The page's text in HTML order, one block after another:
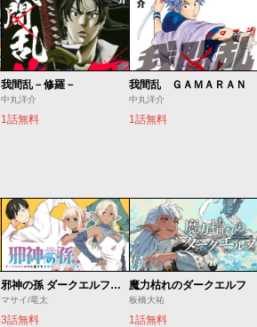
我間乱－修羅－
中丸洋介
1話無料
我間乱 ＧＡＭＡＲＡＮ
中丸洋介
1話無料
邪神の孫 ダークエルフ姉妹と過ごす異世界引きこもり生活
マサイ/竜太
3話無料
魔力枯れのダークエルフ
板橋大祐
1話無料